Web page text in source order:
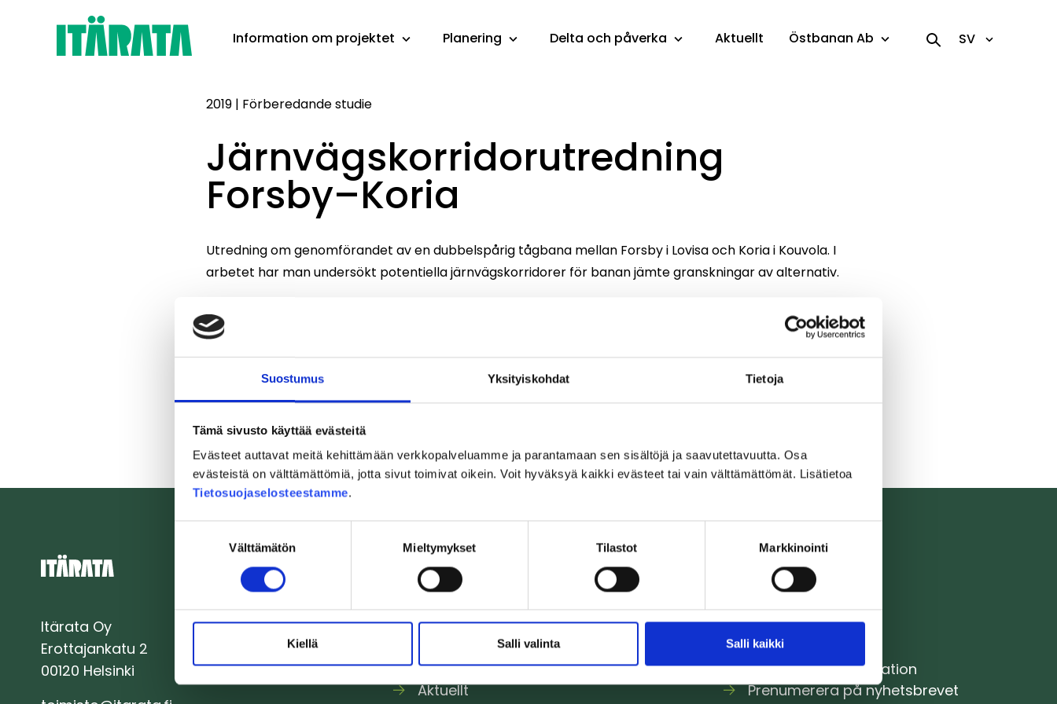
Suostumus Yksityiskohdat Tietoja
Tämä sivusto käyttää evästeitä
Evästeet auttavat meitä kehittämään verkkopalveluamme ja parantamaan sen sisältöjä ja saavutettavuutta. Osa
evästeistä on välttämättömiä, jotta sivut toimivat oikein. Voit hyväksyä kaikki evästeet tai vain välttämättömät. Lisätietoa
Tietosuojaselosteestamme.
Välttämätön Mieltymykset Tilastot Markkinointi
Kiellä Salli valinta Salli kaikki
Information om projektet Planering Delta och påverka Aktuellt Östbanan Ab SV
2019 | Förberedande studie
Järnvägskorridorutredning
Forsby–Koria
Utredning om genomförandet av en dubbelspårig tågbana mellan Forsby i Lovisa och Koria i Kouvola. I
arbetet har man undersökt potentiella järnvägskorridorer för banan jämte granskningar av alternativ.
Itärata Oy
Erottajankatu 2
00120 Helsinki
Information om projektet
Delta och påverka
Aktuellt
Responskanal
Kontaktuppgifter
Faktureringsinformation
Prenumerera på nyhetsbrevet